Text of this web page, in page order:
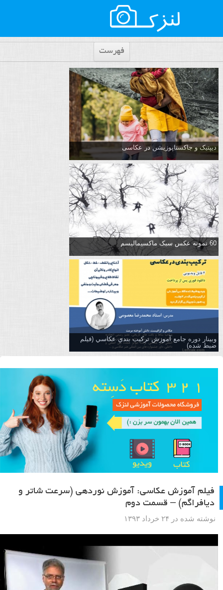
فهرست
دیپتیک و جاکستا‌پوزیشن در عکاسی
60 نمونه عکس سبک ماکسیمالیسم
وبینار دوره جامع آموزش تركيب بندي عكاسي (فیلم
ضبط شده)
فیلم آموزش عکاسی: آموزش نوردهی (سرعت شاتر و
دیافراگم) – قسمت دوم
نوشته شده در ۲۴ خرداد ۱۳۹۳